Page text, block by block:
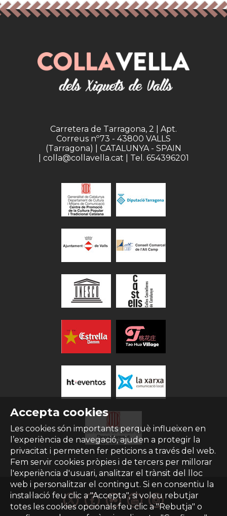
Accepta cookies
Les cookies són importants perquè influeixen en
l’experiència de navegació, ajuden a protegir la
privacitat i permeten fer peticions a través del web.
Fem servir cookies pròpies i de tercers per millorar
l'experiència d'usuari, analitzar el trànsit del lloc
web i personalitzar el contingut. Si en consentiu la
instal·lació feu clic a "Accepta", si voleu rebutjar
totes les cookies opcionals feu clic a "Rebutja" o
Carretera de Tarragona, 2 | Apt.
Correus nº73 - 43800 VALLS
(Tarragona) | CATALUNYA - SPAIN
| colla@collavella.cat | Tel. 654396201